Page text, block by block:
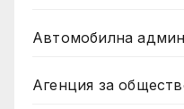
Автомобилна
Агенция за